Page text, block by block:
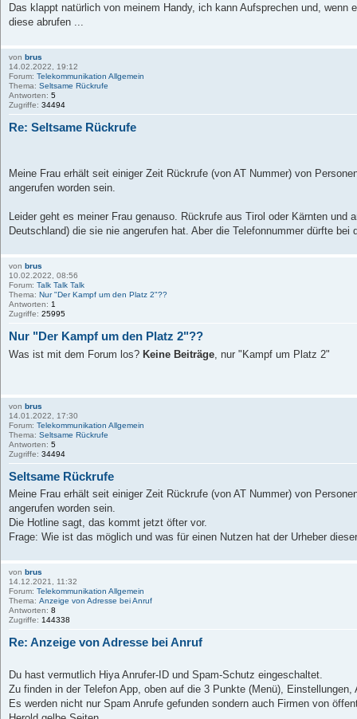
Das klappt natürlich von meinem Handy, ich kann Aufsprechen und, wenn
diese abrufen ...
von brus
14.02.2022, 19:12
Forum: Telekommunikation Allgemein
Thema: Seltsame Rückrufe
Antworten: 5
Zugriffe: 34494
Re: Seltsame Rückrufe
Meine Frau erhält seit einiger Zeit Rückrufe (von AT Nummer) von
angerufen worden sein.
Leider geht es meiner Frau genauso. Rückrufe aus Tirol oder Kärnten und
Deutschland) die sie nie angerufen hat. Aber die Telefonnummer dürfte bei
von brus
10.02.2022, 08:56
Forum: Talk Talk Talk
Thema: Nur "Der Kampf um den Platz 2"??
Antworten: 1
Zugriffe: 25995
Nur "Der Kampf um den Platz 2"??
Was ist mit dem Forum los? Keine Beiträge , nur "Kampf um Platz 2"
von brus
14.01.2022, 17:30
Forum: Telekommunikation Allgemein
Thema: Seltsame Rückrufe
Antworten: 5
Zugriffe: 34494
Seltsame Rückrufe
Meine Frau erhält seit einiger Zeit Rückrufe (von AT Nummer) von
angerufen worden sein.
Die Hotline sagt, das kommt jetzt öfter vor.
Frage: Wie ist das möglich und was für einen Nutzen hat der Urheber
von brus
14.12.2021, 11:32
Forum: Telekommunikation Allgemein
Thema: Anzeige von Adresse bei Anruf
Antworten: 8
Zugriffe: 144338
Re: Anzeige von Adresse bei Anruf
Du hast vermutlich Hiya Anrufer-ID und Spam-Schutz eingeschaltet.
Zu finden in der Telefon App, oben auf die 3 Punkte (Menü),
Es werden nicht nur Spam Anrufe gefunden sondern auch Firmen von